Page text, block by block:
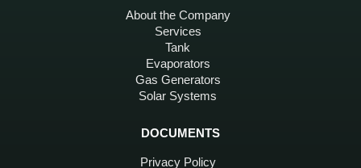
About the Company
Services
Tank
Evaporators
Gas Generators
Solar Systems
DOCUMENTS
Privacy Policy